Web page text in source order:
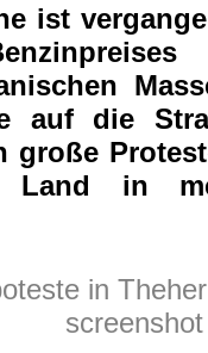
ist
auf die
große
Land in
in
screenshot